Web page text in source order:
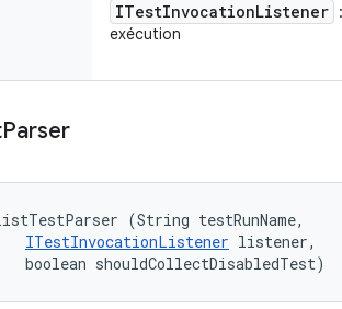
ITestInvocationListener
exécution
Parser
(String testRunName,
ITestInvocationListener listener,
boolean shouldCollectDisabledTest)